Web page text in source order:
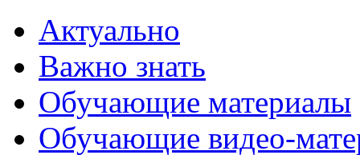
Актуально
Важно знать
Обучающие материалы
Обучающие видео-